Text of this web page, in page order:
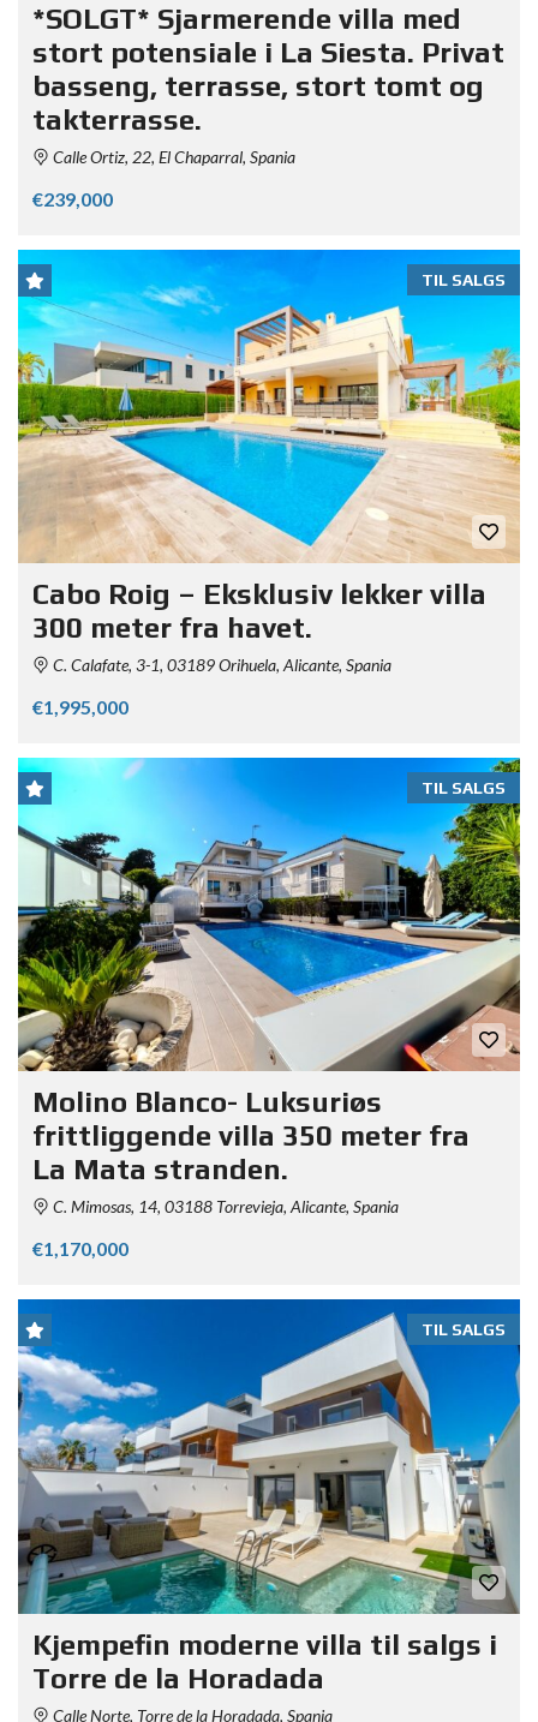
*SOLGT* Sjarmerende villa med
stort potensiale i La Siesta. Privat
basseng, terrasse, stort tomt og
takterrasse.
Calle Ortiz, 22, El Chaparral, Spania
€239,000
TIL SALGS
Cabo Roig – Eksklusiv lekker villa
300 meter fra havet.
C. Calafate, 3-1, 03189 Orihuela, Alicante, Spania
€1,995,000
TIL SALGS
Molino Blanco- Luksuriøs
frittliggende villa 350 meter fra
La Mata stranden.
C. Mimosas, 14, 03188 Torrevieja, Alicante, Spania
€1,170,000
TIL SALGS
Kjempefin moderne villa til salgs i
Torre de la Horadada
Calle Norte, Torre de la Horadada, Spania